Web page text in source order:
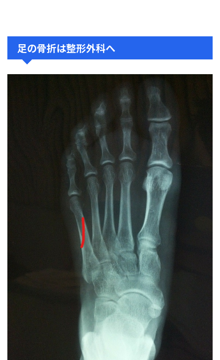
足の骨折は整形外科へ